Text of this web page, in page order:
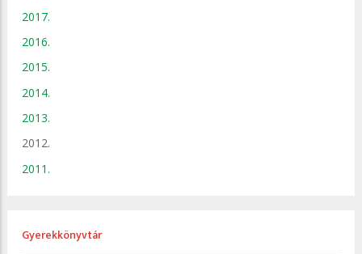
2017.
2016.
2015.
2014.
2013.
2012.
2011.
Gyerekkönyvtár